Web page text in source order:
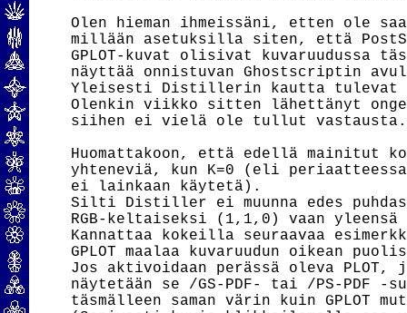
Olen hieman ihmeissäni, etten ole
millään asetuksilla siten, että
GPLOT-kuvat olisivat kuvaruudussa
näyttää onnistuvan Ghostscriptin
Yleisesti Distillerin kautta tulevat
Olenkin viikko sitten lähettänyt
siihen ei vielä ole tullut vastausta.
Huomattakoon, että edellä mainitut
yhteneviä, kun K=0 (eli periaatteessa
ei lainkaan käytetä).
Silti Distiller ei muunna edes
RGB-keltaiseksi (1,1,0) vaan yleensä
Kannattaa kokeilla seuraavaa
GPLOT maalaa kuvaruudun oikean
Jos aktivoidaan perässä oleva PLOT,
näytetään se /GS-PDF- tai /PS-PDF
täsmälleen saman värin kuin GPLOT